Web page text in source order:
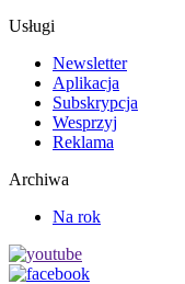
Usługi
Newsletter
Aplikacja
Subskrypcja
Wesprzyj
Reklama
Archiwa
Na rok